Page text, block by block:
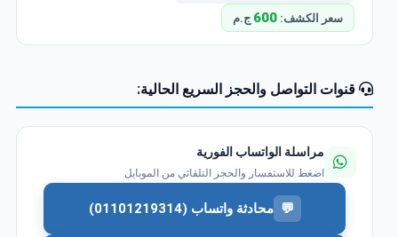
سعر الكشف: 600 ج.م
قنوات التواصل والحجز السريع الحالية:
مراسلة الواتساب الفورية
اضغط للاستفسار والحجز التلقائي من الموبايل
💬 محادثة واتساب (01101219314)